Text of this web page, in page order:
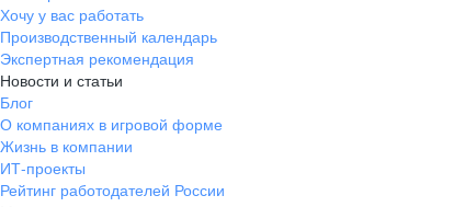
Хочу у вас работать
Производственный календарь
Экспертная рекомендация
Новости и статьи
Блог
О компаниях в игровой форме
Жизнь в компании
ИТ-проекты
Рейтинг работодателей России